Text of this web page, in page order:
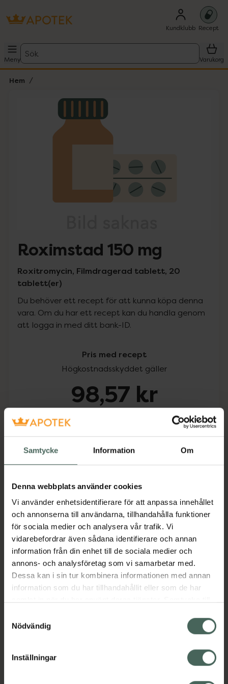
Samtycke Information Om
Denna webbplats använder cookies
Vi använder enhetsidentifierare för att anpassa innehållet
och annonserna till användarna, tillhandahålla funktioner
för sociala medier och analysera vår trafik. Vi
vidarebefordrar även sådana identifierare och annan
information från din enhet till de sociala medier och
annons- och analysföretag som vi samarbetar med.
Dessa kan i sin tur kombinera informationen med annan
information som du har tillhandahållit eller som de har
återkalla ditt samtycke via webbplatsens
cookieinställningar. Ett återkallat samtycke påverkar inte
lagligheten av behandling som skett innan återkallelsen.
Nödvändig
Inställningar
Kundklubb Recept
Meny
Sök
Varukorg
Hem
Lista: . Innehåller 1 objekt.
Roximstad 150 mg
Roxitromycin, Filmdragerad tablett, 20
tablett(er)
Du behöver ett recept för att kunna köpa denna
vara. Om du har ett recept kan du handla genom
att logga in med ditt bank-ID.
Pris med recept
Högkostnadsskyddet gäller
98,57 kr
Köp via ditt recept
Beskrivning Dölj
Läs alltid bipacksedeln innan
användning.
EAN:07046264293508
Visa